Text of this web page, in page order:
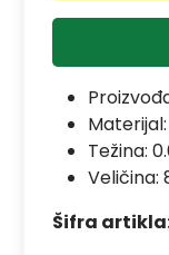
Materijal:
Težina:
Veličina:
Šifra